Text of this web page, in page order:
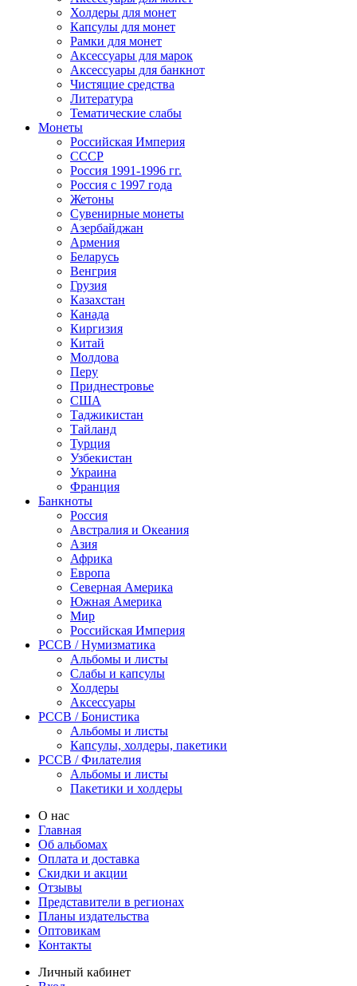
Холдеры для монет
Капсулы для монет
Рамки для монет
Аксессуары для марок
Аксессуары для банкнот
Чистящие средства
Литература
Тематические слабы
Монеты
Российская Империя
СССР
Россия 1991-1996 гг.
Россия с 1997 года
Жетоны
Сувенирные монеты
Азербайджан
Армения
Беларусь
Венгрия
Грузия
Казахстан
Канада
Киргизия
Китай
Молдова
Перу
Приднестровье
США
Таджикистан
Тайланд
Турция
Узбекистан
Украина
Франция
Банкноты
Россия
Австралия и Океания
Азия
Африка
Европа
Северная Америка
Южная Америка
Мир
Российская Империя
PCCB / Нумизматика
Альбомы и листы
Слабы и капсулы
Холдеры
Аксессуары
PCCB / Бонистика
Альбомы и листы
Капсулы, холдеры, пакетики
PCCB / Филателия
Альбомы и листы
Пакетики и холдеры
О нас
Главная
Об альбомах
Оплата и доставка
Скидки и акции
Отзывы
Представители в регионах
Планы издательства
Оптовикам
Контакты
Личный кабинет